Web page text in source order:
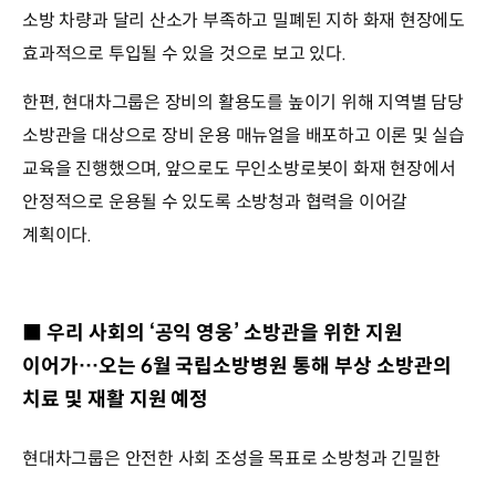
소방 차량과 달리 산소가 부족하고 밀폐된 지하 화재 현장에도
효과적으로 투입될 수 있을 것으로 보고 있다.
한편, 현대차그룹은 장비의 활용도를 높이기 위해 지역별 담당
소방관을 대상으로 장비 운용 매뉴얼을 배포하고 이론 및 실습
교육을 진행했으며, 앞으로도 무인소방로봇이 화재 현장에서
안정적으로 운용될 수 있도록 소방청과 협력을 이어갈
계획이다.
■ 우리 사회의 ‘공익 영웅’ 소방관을 위한 지원
이어가…오는 6월 국립소방병원 통해 부상 소방관의
치료 및 재활 지원 예정
현대차그룹은 안전한 사회 조성을 목표로 소방청과 긴밀한